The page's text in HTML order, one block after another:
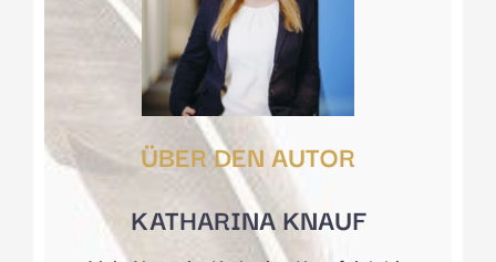
ÜBER DEN AUTOR
KATHARINA KNAUF